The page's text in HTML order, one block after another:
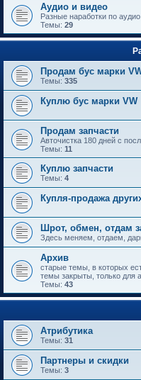
Аудио и видео
Разные наработки по
Темы: 29
Продам бус марки
Темы: 335
Куплю бус марки VW
Продам запчасти
Авточистка 180 дней с
Темы: 11
Куплю запчасти
Темы: 4
Купля-продажа
Шрот, обмен, отдам
Здесь меняем, отдаем,
Архив
старые темы, в которых
темы закрыты, только для
Темы: 43
Атрибутика
Темы: 31
Партнеры и скидки
Темы: 3